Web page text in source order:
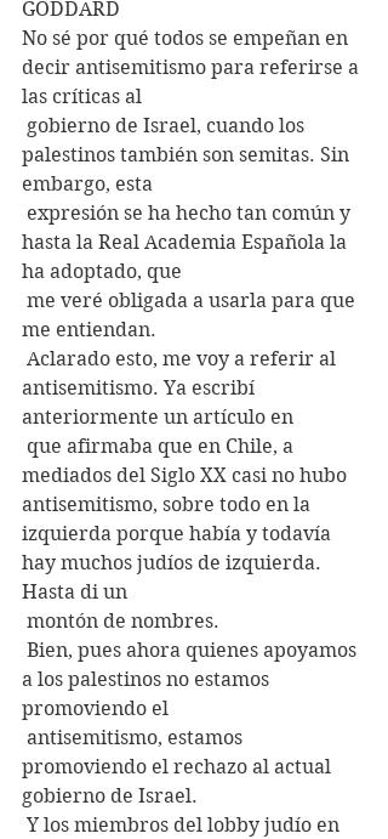
GODDARD
No sé por qué todos se empeñan en
decir antisemitismo para referirse a
las críticas al
palestinos también son semitas. Sin
embargo, esta
hasta la Real Academia Española la
ha adoptado, que
me entiendan.
antisemitismo. Ya escribí
anteriormente un artículo en
mediados del Siglo XX casi no hubo
antisemitismo, sobre todo en la
izquierda porque había y todavía
hay muchos judíos de izquierda.
Hasta di un
montón de nombres.
a los palestinos no estamos
promoviendo el
promoviendo el rechazo al actual
gobierno de Israel.